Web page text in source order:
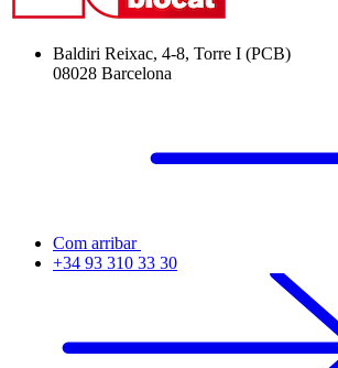
Baldiri Reixac, 4-8, Torre I (PCB)
08028 Barcelona
Com arribar
+34 93 310 33 30